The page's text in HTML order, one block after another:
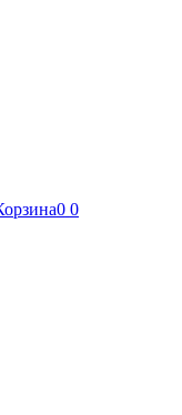
0 0